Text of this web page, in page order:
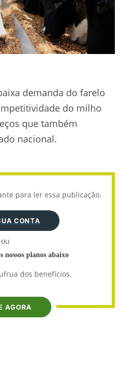
demanda do farelo
do milho
que também
nacional.
para ler essa publicação.
CONTA
ou
nossos planos abaixo
dos benefícios.
AGORA